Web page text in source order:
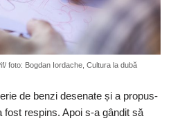
foto: Bogdan Iordache, Cultura la dubă
de benzi desenate și a propus-
fost respins. Apoi s-a gândit să